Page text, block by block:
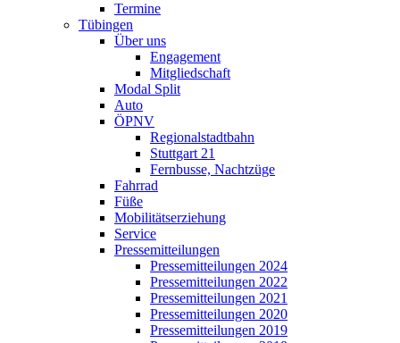
Termine
Tübingen
Über uns
Engagement
Mitgliedschaft
Modal Split
Auto
ÖPNV
Regionalstadtbahn
Stuttgart 21
Fernbusse, Nachtzüge
Fahrrad
Füße
Mobilitätserziehung
Service
Pressemitteilungen
Pressemitteilungen 2024
Pressemitteilungen 2022
Pressemitteilungen 2021
Pressemitteilungen 2020
Pressemitteilungen 2019